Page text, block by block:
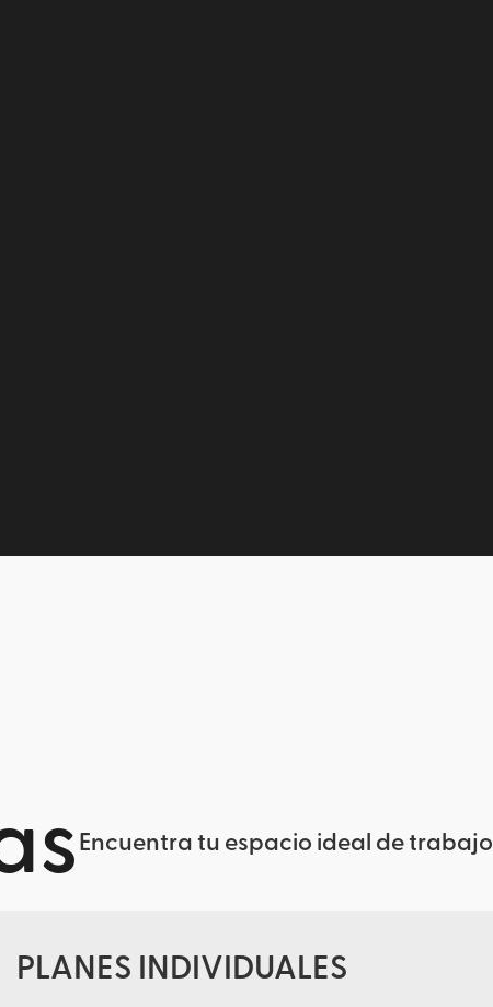
Encuentra tu espacio ideal de trabajo
PLANES INDIVIDUALES